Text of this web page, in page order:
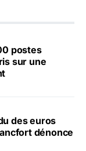
postes
sur une
des euros
dénonce